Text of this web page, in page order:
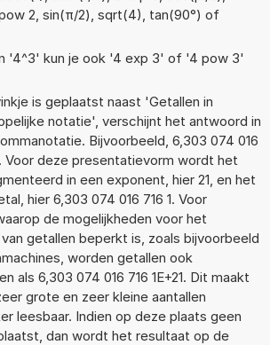
2, sin(π/2), sqrt(4), tan(90°) of
'4^3' kun je ook '4 exp 3' of '4 pow 3'
is geplaatst naast 'Getallen in
notatie', verschijnt het antwoord in
Bijvoorbeeld, 6,303 074 016
. Voor deze presentatievorm wordt het
in een exponent, hier 21, en het
hier 6,303 074 016 716 1. Voor
de mogelijkheden voor het
getallen beperkt is, zoals bijvoorbeeld
worden getallen ook
als 6,303 074 016 716 1E+21. Dit maakt
grote en zeer kleine aantallen
leesbaar. Indien op deze plaats geen
dan wordt het resultaat op de